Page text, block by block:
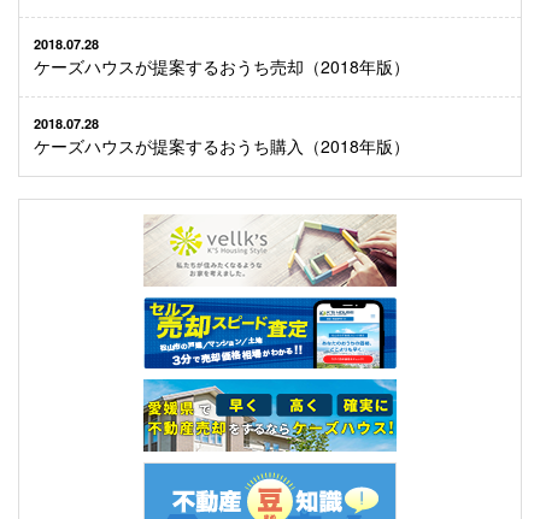
2018.07.28
ケーズハウスが提案するおうち売却（2018年版）
2018.07.28
ケーズハウスが提案するおうち購入（2018年版）